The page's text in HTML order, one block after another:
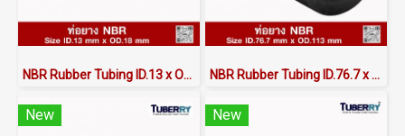
NBR Rubber Tubing ID.13 x OD.18 mm NBR Rubber Tubing ID.76.7 x OD.113 mm
New New